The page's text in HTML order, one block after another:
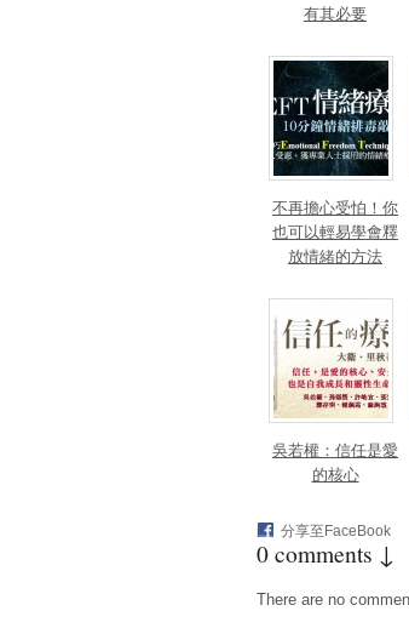
有其必要
不再擔心受怕！你
也可以輕易學會釋
放情緒的方法
吳若權：信任是愛
的核心
分享至FaceBook
0 comments ↓
There are no